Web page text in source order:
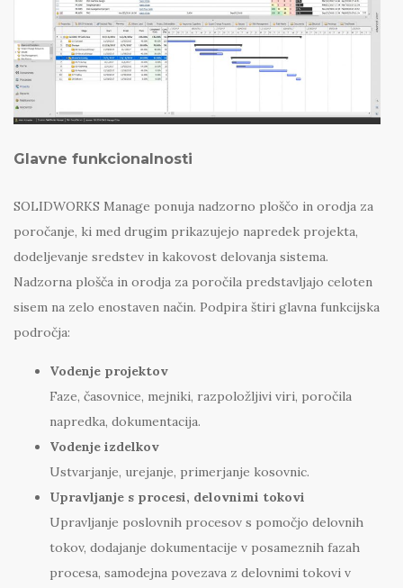
Glavne funkcionalnosti
SOLIDWORKS Manage ponuja nadzorno ploščo in orodja za
poročanje, ki med drugim prikazujejo napredek projekta,
dodeljevanje sredstev in kakovost delovanja sistema.
Nadzorna plošča in orodja za poročila predstavljajo celoten
sisem na zelo enostaven način. Podpira štiri glavna funkcijska
področja:
Vodenje projektov
Faze, časovnice, mejniki, razpoložljivi viri, poročila
napredka, dokumentacija.
Vodenje izdelkov
Ustvarjanje, urejanje, primerjanje kosovnic.
Upravljanje s procesi, delovnimi tokovi
Upravljanje poslovnih procesov s pomočjo delovnih
tokov, dodajanje dokumentacije v posameznih fazah
procesa, samodejna povezava z delovnimi tokovi v